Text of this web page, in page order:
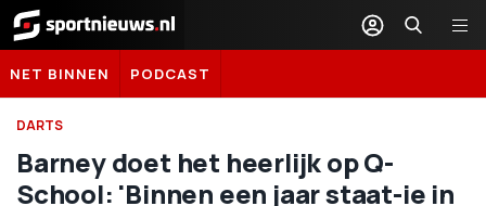
Sportnieuws.nl
NET BINNEN PODCAST
DARTS
Barney doet het heerlijk op Q-
School: 'Binnen een jaar staat-ie in